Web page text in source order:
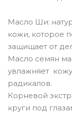
Масло Ши:
кожи, которое
защищает от
Масло семян
увлажняет
радикалов.
Корневой
круги под